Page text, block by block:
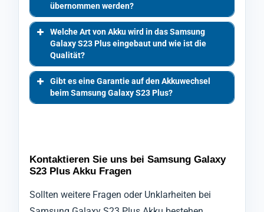
übernommen werden?
Welche Art von Akku wird in das Samsung
Galaxy S23 Plus eingebaut und wie ist die
Qualität?
Gibt es eine Garantie auf den Akkuwechsel
beim Samsung Galaxy S23 Plus?
Kontaktieren Sie uns bei Samsung Galaxy
S23 Plus Akku Fragen
Sollten weitere Fragen oder Unklarheiten bei